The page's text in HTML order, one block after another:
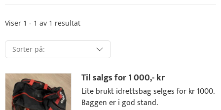
Viser 1 - 1 av 1 resultat
Til salgs for1 000,- kr
Lite brukt idrettsbag selges for kr 1000.
Baggen er i god stand.